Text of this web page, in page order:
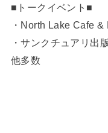
■トークイベント■
・North Lake Cafe &
・サンクチュアリ出版
他多数